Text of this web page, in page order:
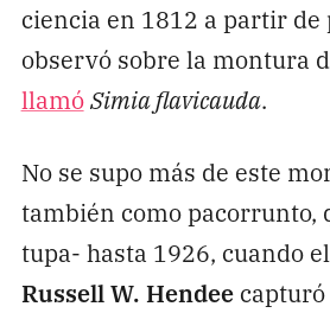
ciencia en 1812 a partir de
observó sobre la montura
llamóSimia flavicauda.
No se supo más de este
también como
tupa- hasta 1926, cuando
Russell W. Hendeecapturó